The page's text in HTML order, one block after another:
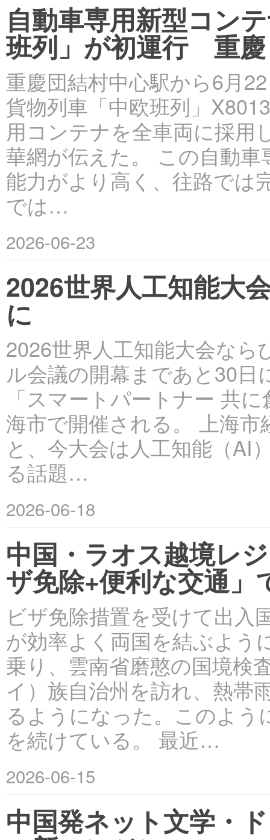
自動車専用新型コン
班列」が初運行 重慶
重慶団結村中心駅から6月
貨物列車「中欧班列」
用コンテナを全車両に採用
華網が伝えた。 この自動
能力がより高く、往路では
では…
2026-06-23
2026世界人工知能大
に
2026世界人工知能大会な
ル会議の開幕まであと30日
「スマートパートナー 共
海市で開催される。 上海
と、今大会は人工知能（AI
る話題…
2026-06-18
中国・ラオス越境レ
ザ免除+便利な交通」
ビザ免除措置を受けて出入
が効率よく両国を結ぶよう
乗り、雲南省磨憨の国境検
イ）族自治州を訪れ、熱帯
るようになった。このよう
を続けている。 最近…
2026-06-15
中国発ネット文学・